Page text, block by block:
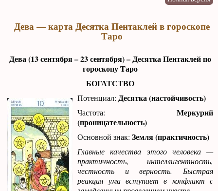
Дева — карта Десятка Пентаклей в гороскопе
Таро
Дева (13 сентября – 23 сентября) – Десятка Пентаклей по
гороскопу Таро
БОГАТСТВО
Потенциал: Десятка (настойчивость)
Частота: Меркурий
(проницательность)
Основной знак:Земля (практичность)
Главные качества этого человека —
практичность, интеллигентность,
честность и верность. Быстрая
реакция ума вступает в конфликт с